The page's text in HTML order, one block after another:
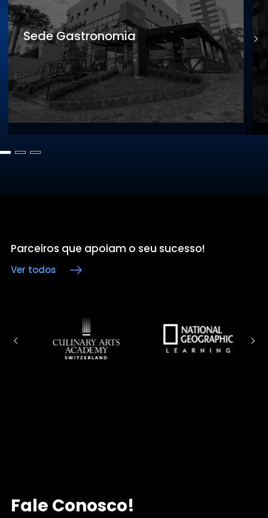
Sede Gastronomia
Parceiros que apoiam o seu sucesso!
Ver todos
Fale Conosco!